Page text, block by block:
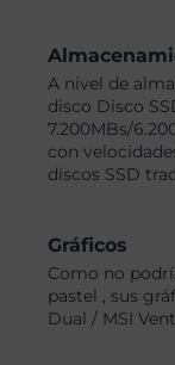
A nivel de
disco Disco
7.200MBs/
con
discos SSD
Gráficos
Como no
pastel , sus
Dual / MSI